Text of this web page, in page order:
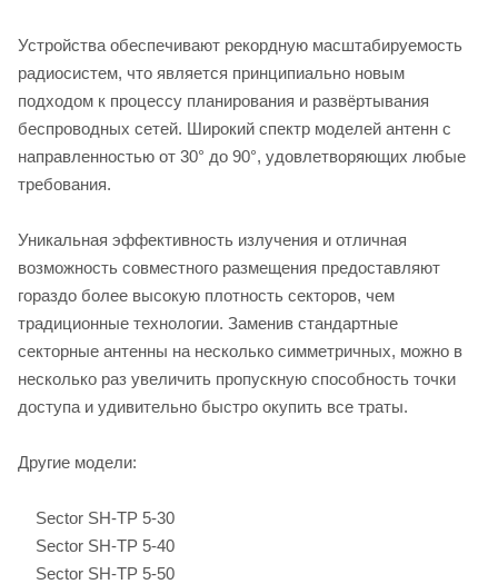
Устройства обеспечивают рекордную масштабируемость
радиосистем, что является принципиально новым
подходом к процессу планирования и развёртывания
беспроводных сетей. Широкий спектр моделей антенн с
направленностью от 30° до 90°, удовлетворяющих любые
требования.
Уникальная эффективность излучения и отличная
возможность совместного размещения предоставляют
гораздо более высокую плотность секторов, чем
традиционные технологии. Заменив стандартные
секторные антенны на несколько симметричных, можно в
несколько раз увеличить пропускную способность точки
доступа и удивительно быстро окупить все траты.
Другие модели:
Sector SH-TP 5-30
Sector SH-TP 5-40
Sector SH-TP 5-50